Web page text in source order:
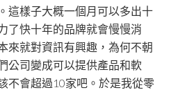
這樣子大概一個月可以多出十
了快十年的品牌就會慢慢消
來就對資訊有興趣，為何不朝
公司變成可以提供產品和軟
不會超過10家吧。於是我從零